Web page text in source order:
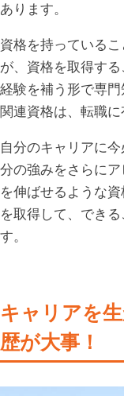
あります。
資格を持っている
が、資格を取得す
経験を補う形で専
関連資格は、転職に
自分のキャリアに
分の強みをさらに
を伸ばせるような
を取得して、でき
す。
キャリアを
歴が大事！